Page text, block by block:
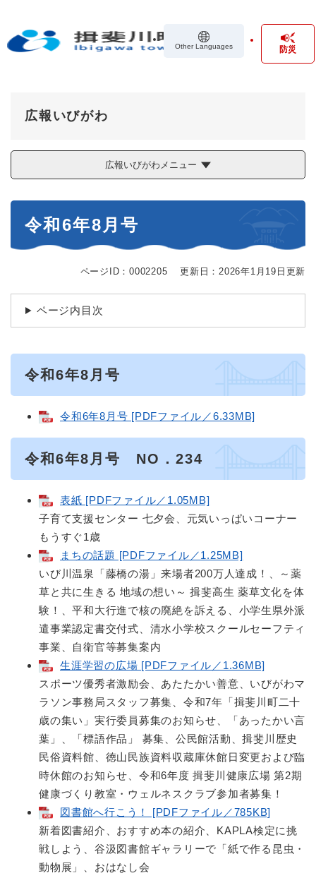
の
Other Languages 防災
広報いびがわ
広報いびがわメニュー
令和6年8月号
ページID：0002205 更新日：2026年1月19日更新
ページ内目次
令和6年8月号
令和6年8月号 [PDFファイル／6.33MB]
​令和6年8月号 NO．234
表紙 [PDFファイル／1.05MB]
子育て支援センター 七夕会、元気いっぱいコーナー
もうすぐ1歳
まちの話題 [PDFファイル／1.25MB]
いび川温泉「藤橋の湯」来場者200万人達成！、～薬
草と共に生きる 地域の想い～ 揖斐高生 薬草文化を体
験！、平和大行進で核の廃絶を訴える、小学生県外派
遣事業認定書交付式、清水小学校スクールセーフティ
事業、自衛官等募集案内
生涯学習の広場 [PDFファイル／1.36MB]
スポーツ優秀者激励会、あたたかい善意、いびがわマ
ラソン事務局スタッフ募集、令和7年「揖斐川町二十
歳の集い」実行委員募集のお知らせ、「あったかい言
葉」、「標語作品」 募集、公民館活動、揖斐川歴史
民俗資料館、徳山民族資料収蔵庫休館日変更および臨
時休館のお知らせ、令和6年度 揖斐川健康広場 第2期
健康づくり教室・ウェルネスクラブ参加者募集！
図書館へ行こう！ [PDFファイル／785KB]
新着図書紹介、おすすめ本の紹介、KAPLA検定に挑
戦しよう、谷汲図書館ギャラリーで「紙で作る昆虫・
動物展」、おはなし会